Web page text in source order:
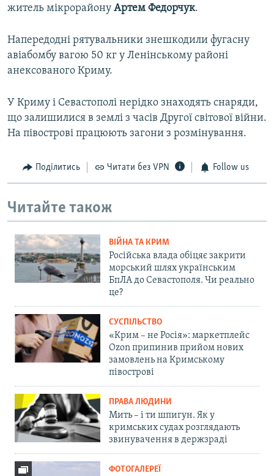
житель мікрорайону Артем Федорчук.
Напередодні рятувальники знешкодили фугасну
авіабомбу вагою 50 кг у Ленінському районі
анексованого Криму.
У Криму і Севастополі нерідко знаходять снаряди,
що залишилися в землі з часів Другої світової війни.
На півострові працюють загони з розмінування.
Поділитись Читати без VPN Follow us
Читайте також
ВІЙНА ТА КРИМ
Російська влада обіцяє закрити
морський шлях українським
БпЛА до Севастополя. Чи реально
це?
СУСПІЛЬСТВО
«Крим – не Росія»: маркетплейс
Ozon припинив прийом нових
замовлень на Кримському
півострові
ПРАВА ЛЮДИНИ
Мить – і ти шпигун. Як у
кримських судах розглядають
звинувачення в держзраді
ФОТОГАЛЕРЕЇ